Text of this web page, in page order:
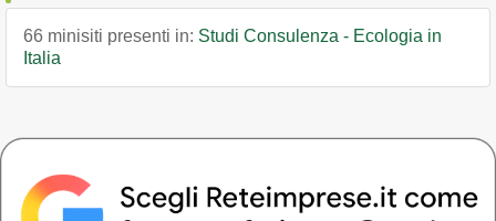
66 minisiti presenti in: Studi Consulenza - Ecologia in
Italia